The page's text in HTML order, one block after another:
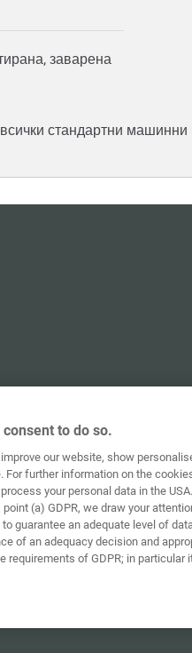
заварена
стандартни машинни
to do so.
our website, show
For further information on the
your personal data in the
(a) GDPR, we draw your
guarantee an adequate level of
of an adequacy decision and
requirements of GDPR; in particular